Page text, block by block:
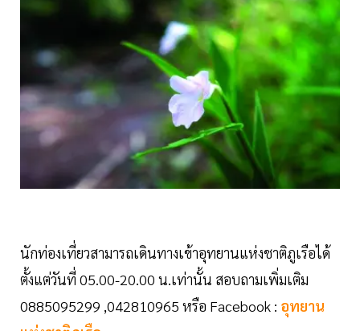
นักท่องเที่ยวสามารถเดินทางเข้าอุทยานแห่งชาติภูเรือได้
ตั้งแต่วันที่ 05.00-20.00 น.เท่านั้น สอบถามเพิ่มเติม
0885095299 ,042810965 หรือ Facebook : อุทยาน